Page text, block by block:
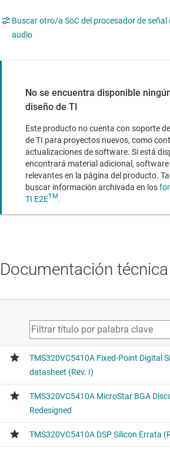
Buscar otro/a SoC del procesador de señal
audio
No se encuentra disponible
diseño de TI
Este producto no cuenta con soporte
de TI para proyectos nuevos, como
actualizaciones de software. Si está
encontrará material adicional,
relevantes en la página del producto.
buscar información archivada en los
TI E2ETM .
Documentación técnica